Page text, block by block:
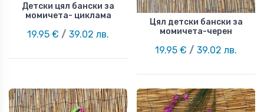
Детски цял бански за
момичета- циклама
19.95 € / 39.02 лв.
Цял детски бански за
момичета-черен
19.95 € / 39.02 лв.